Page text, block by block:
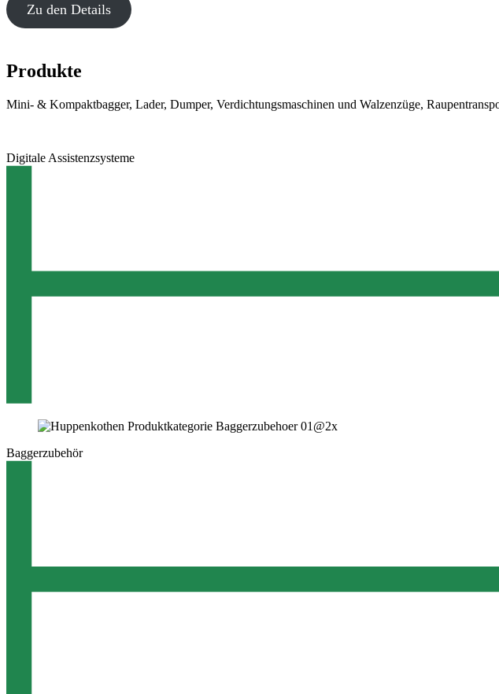
Zu den Details
Produkte
Mini- & Kompaktbagger, Lader, Dumper, Verdichtungsmaschinen und Walzenzüge,
Digitale Assistenzsysteme
Baggerzubehör